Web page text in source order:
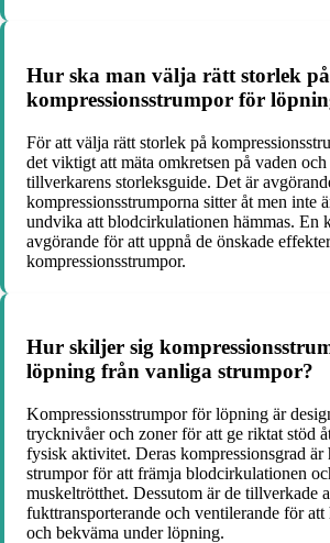
Hur ska man välja rätt storlek på
kompressionsstrumpor för
För att välja rätt storlek på
det viktigt att mäta omkretsen på vaden
tillverkarens storleksguide. Det är
kompressionsstrumporna sitter åt men inte
undvika att blodcirkulationen hämmas. En
avgörande för att uppnå de önskade
kompressionsstrumpor.
Hur skiljer sig
löpning från vanliga strumpor?
Kompressionsstrumpor för löpning är
trycknivåer och zoner för att ge riktat stöd
fysisk aktivitet. Deras kompressionsgrad är
strumpor för att främja blodcirkulationen
muskeltrötthet. Dessutom är de tillverkade
fukttransporterande och ventilerande för att
och bekväma under löpning.